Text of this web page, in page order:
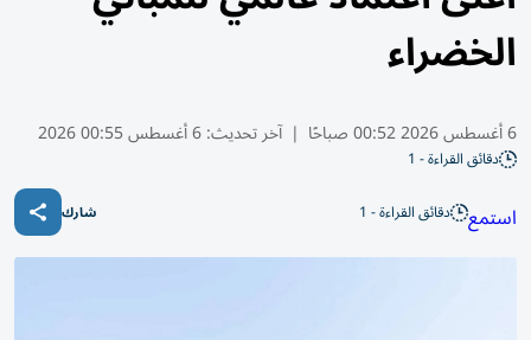
الخضراء
6 أغسطس 2026 00:52 صباحًا | آخر تحديث:6 أغسطس 00:55 2026
دقائق القراءة - 1
استمع دقائق القراءة - 1 شارك